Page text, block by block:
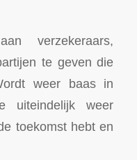
verzekeraars,
te geven die
weer baas in
uiteindelijk weer
toekomst hebt en